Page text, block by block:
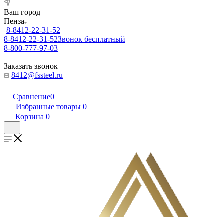
Ваш город
Пенза
8-8412-22-31-52
8-8412-22-31-52Звонок бесплатный
8-800-777-97-03
Заказать звонок
8412@fssteel.ru
Сравнение0
Избранные товары 0
Корзина 0